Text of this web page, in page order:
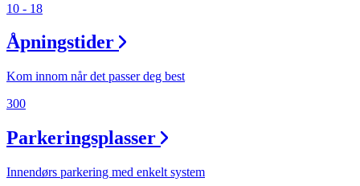
10 - 18
Åpningstider
Kom innom når det passer deg best
300
Parkeringsplasser
Innendørs parkering med enkelt system